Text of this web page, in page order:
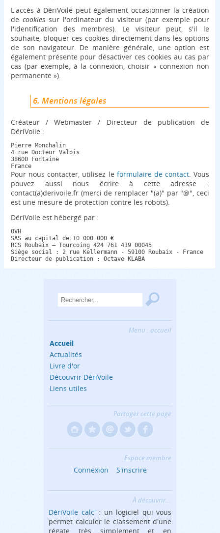
L'accès à DériVoile peut également occasionner la création
de cookies sur l'ordinateur du visiteur (par exemple pour
l'identification des membres). Le visiteur peut, s'il le
souhaite, bloquer ces cookies directement dans les options
de son navigateur. De manière générale, une option est
également présente pour désactiver ces cookies au cas par
cas (par exemple, à la connexion, choisir « connexion non
permanente »).
6. Mentions légales
Créateur / Webmaster / Directeur de publication de
DériVoile :
Pierre Monchalin
4 rue Docteur Valois
38600 Fontaine
Pour nous contacter, utilisez le formulaire de contact. Vous
pouvez aussi nous écrire à cette adresse :
contact(a)derivoile.fr (merci de remplacer "(a)" par "@", ceci
est une mesure de protection contre les robots).
DériVoile est hébergé par :
OVH
SAS au capital de 10 000 000 €
RCS Roubaix – Tourcoing 424 761 419 00045
Siège social : 2 rue Kellermann - 59100 Roubaix - France
Menu : accueil
Accueil
Actualités
Livre d'or
Découvrir DériVoile
Liens utiles
Partager cette page
Espace membre
Connexion S'inscrire
À découvrir...
DériVoile calc': un logiciel qui vous
permet calculer le classement d'une
régate très simplement et en